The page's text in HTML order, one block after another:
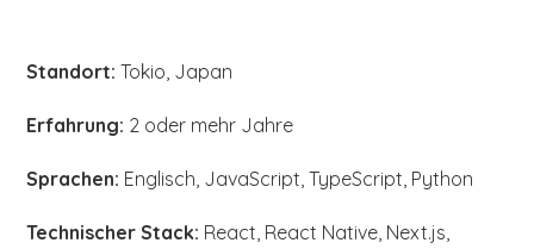
Standort: Tokio, Japan
Erfahrung: 2 oder mehr Jahre
Sprachen: Englisch, JavaScript, TypeScript, Python
Technischer Stack: React, React Native, Next.js,